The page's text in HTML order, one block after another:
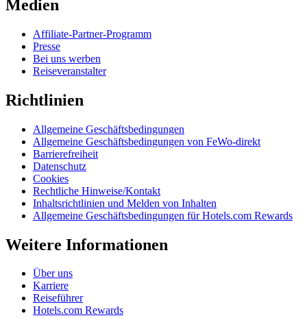
Medien
Affiliate-Partner-Programm
Presse
Bei uns werben
Reiseveranstalter
Richtlinien
Allgemeine Geschäftsbedingungen
Allgemeine Geschäftsbedingungen von FeWo-direkt
Barrierefreiheit
Datenschutz
Cookies
Rechtliche Hinweise/Kontakt
Inhaltsrichtlinien und Melden von Inhalten
Allgemeine Geschäftsbedingungen für Hotels.com Rewards
Weitere Informationen
Über uns
Karriere
Reiseführer
Hotels.com Rewards